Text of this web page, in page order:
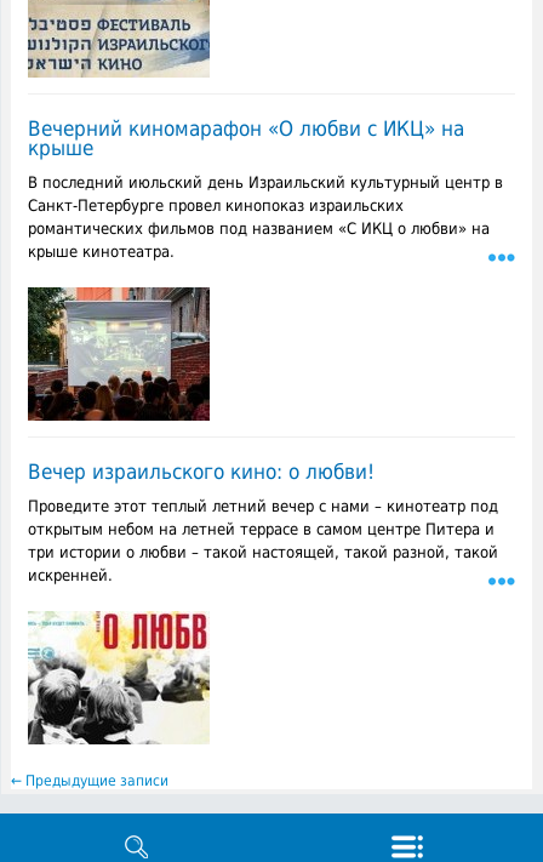
Вечерний киномарафон «О любви с ИКЦ» на
крыше
В последний июльский день Израильский культурный центр в
Санкт-Петербурге провел кинопоказ израильских
романтических фильмов под названием «С ИКЦ о любви» на
крыше кинотеатра.
Вечер израильского кино: о любви!
Проведите этот теплый летний вечер с нами – кинотеатр под
открытым небом на летней террасе в самом центре Питера и
три истории о любви – такой настоящей, такой разной, такой
искренней.
←Предыдущие записи